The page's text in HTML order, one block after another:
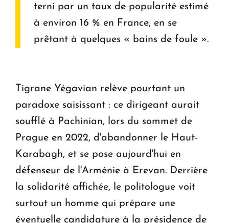
terni par un taux de popularité estimé
à environ 16 % en France, en se
prêtant à quelques « bains de foule ».
Tigrane Yégavian relève pourtant un
paradoxe saisissant : ce dirigeant aurait
soufflé à Pachinian, lors du sommet de
Prague en 2022, d'abandonner le Haut-
Karabagh, et se pose aujourd'hui en
défenseur de l'Arménie à Erevan. Derrière
la solidarité affichée, le politologue voit
surtout un homme qui prépare une
éventuelle candidature à la présidence de